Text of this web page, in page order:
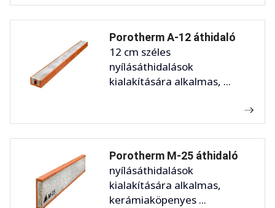
Porotherm A-12 áthidaló
12 cm széles
nyílásáthidalások
kialakítására alkalmas, ...
Porotherm M-25 áthidaló
nyílásáthidalások
kialakítására alkalmas,
kerámiaköpenyes ...